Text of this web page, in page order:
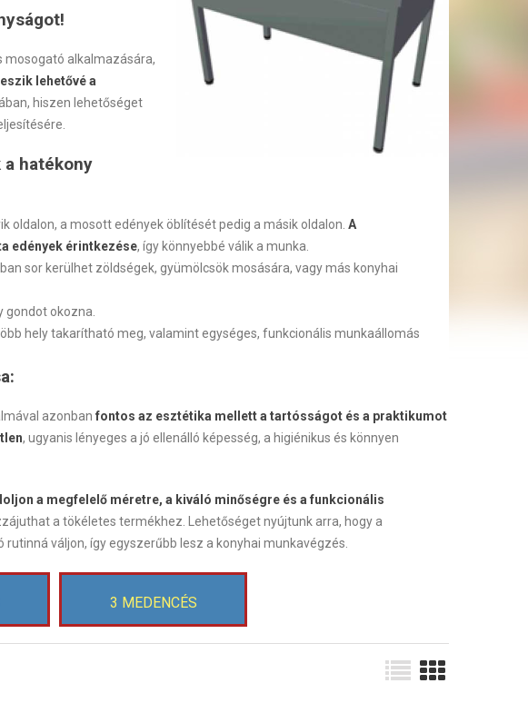
mosogató alkalmazására,
lehetővé a
hiszen lehetőséget
hatékony
a mosott edények öblítését pedig a másik oldalon. A
edények érintkezése, így könnyebbé válik a munka.
sor kerülhet zöldségek, gyümölcsök mosására, vagy más konyhai
gondot okozna.
hely takarítható meg, valamint egységes, funkcionális munkaállomás
azonban fontos az esztétika mellett a tartósságot és a praktikumot
, ugyanis lényeges a jó ellenálló képesség, a higiénikus és könnyen
a megfelelő méretre, a kiváló minőségre és a funkcionális
a tökéletes termékhez. Lehetőséget nyújtunk arra, hogy a
váljon, így egyszerűbb lesz a konyhai munkavégzés.
3 MEDENCÉS